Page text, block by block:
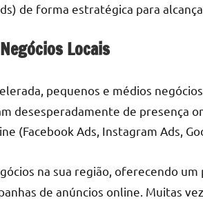
de forma estratégica para
Locais
pequenos e médios
desesperadamente de presença
(Facebook Ads, Instagram Ads,
na sua região, oferecendo
de anúncios online. Muitas